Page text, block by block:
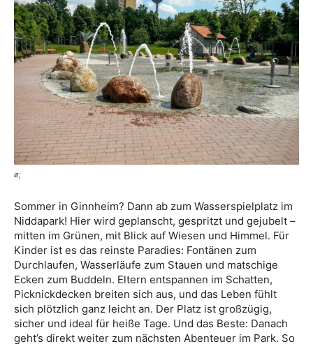
ø;
Sommer in Ginnheim? Dann ab zum Wasserspielplatz im
Niddapark! Hier wird geplanscht, gespritzt und gejubelt –
mitten im Grünen, mit Blick auf Wiesen und Himmel. Für
Kinder ist es das reinste Paradies: Fontänen zum
Durchlaufen, Wasserläufe zum Stauen und matschige
Ecken zum Buddeln. Eltern entspannen im Schatten,
Picknickdecken breiten sich aus, und das Leben fühlt
sich plötzlich ganz leicht an. Der Platz ist großzügig,
sicher und ideal für heiße Tage. Und das Beste: Danach
geht’s direkt weiter zum nächsten Abenteuer im Park. So